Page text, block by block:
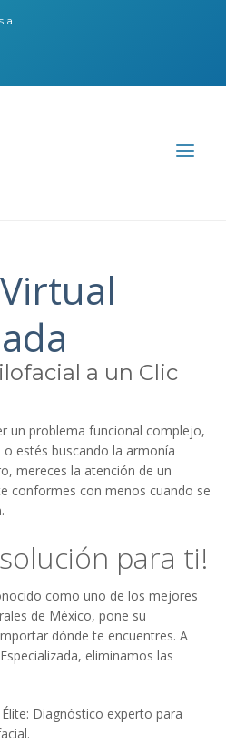
a
a un Clic
un problema funcional complejo,
estés buscando la armonía
mereces la atención de un
conformes con menos cuando se
para ti!
como uno de los mejores
de México, pone su
dónde te encuentres. A
eliminamos las
Diagnóstico experto para